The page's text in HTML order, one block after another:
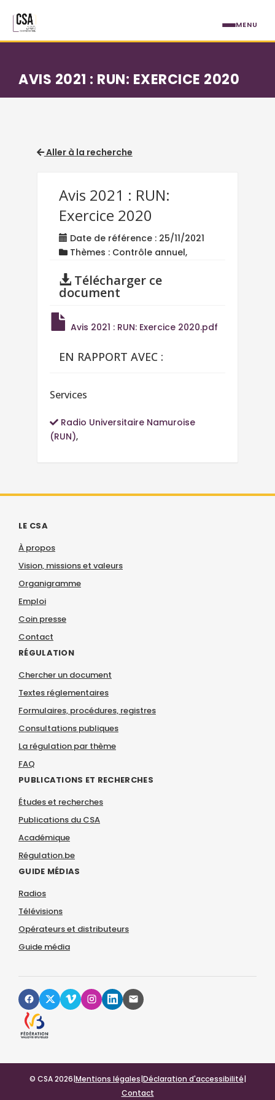
AVIS 2021 : RUN: EXERCICE 2020
Aller à la recherche
Avis 2021 : RUN:
Exercice 2020
Date de référence : 25/11/2021
Thèmes : Contrôle annuel,
Télécharger ce
document
Avis 2021 : RUN: Exercice 2020.pdf
EN RAPPORT AVEC :
Services
Radio Universitaire Namuroise
(RUN),
LE CSA
À propos
Vision, missions et valeurs
Organigramme
Emploi
Coin presse
Contact
RÉGULATION
Chercher un document
Textes réglementaires
Formulaires, procédures, registres
Consultations publiques
La régulation par thème
FAQ
PUBLICATIONS ET RECHERCHES
Études et recherches
Publications du CSA
Académique
Régulation.be
GUIDE MÉDIAS
Radios
Télévisions
Opérateurs et distributeurs
Guide média
© CSA 2026|Mentions légales|Déclaration d'accessibilité|
Contact
MENU